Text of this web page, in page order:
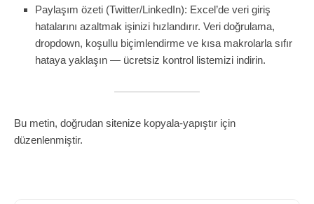
Paylaşım özeti (Twitter/LinkedIn): Excel’de veri giriş
hatalarını azaltmak işinizi hızlandırır. Veri doğrulama,
dropdown, koşullu biçimlendirme ve kısa makrolarla sıfır
hataya yaklaşın — ücretsiz kontrol listemizi indirin.
Bu metin, doğrudan sitenize kopyala-yapıştır için
düzenlenmiştir.